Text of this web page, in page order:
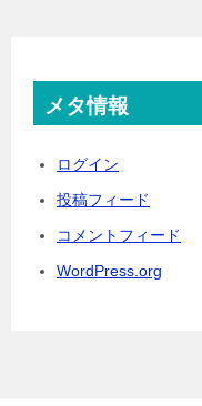
メタ情報
ログイン
投稿フィード
コメントフィード
WordPress.org